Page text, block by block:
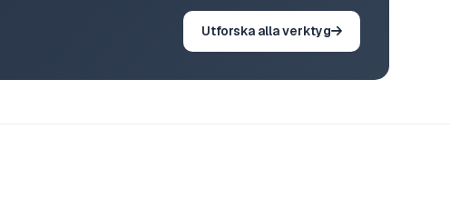
Utforska alla verktyg